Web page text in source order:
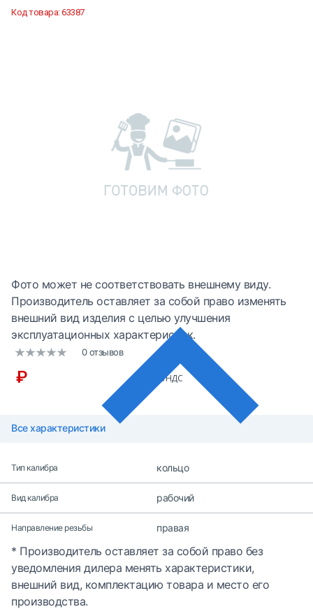
Код товара:63387
Фото может не соответствовать внешнему виду.
Производитель оставляет за собой право изменять
внешний вид изделия с целью улучшения
эксплуатационных характеристик.
0 отзывов
₽ без НДС
Все характеристики
Тип калибра кольцо
Вид калибра рабочий
Направление резьбы правая
* Производитель оставляет за собой право без
уведомления дилера менять характеристики,
внешний вид, комплектацию товара и место его
производства.